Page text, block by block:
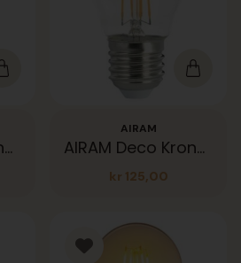
AIRAM Deco krone Amber 360lm E27 22K
AIRAM
AIRAM Deco Krone Kl 400lm E27
kr 125,00